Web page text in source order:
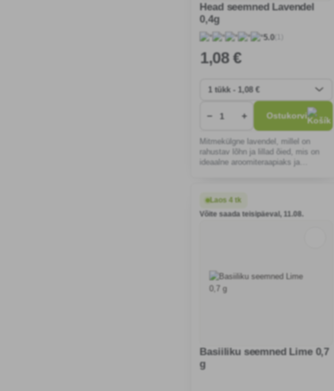
Head seemned Lavendel
0,4g
5.0(1)
1,08 €
− + Ostukorvi
Mitmekülgne lavendel, millel on
rahustav lõhn ja lillad õied, mis on
ideaalne aroomiteraapiaks ja
Laos 4 tk
Võite saada teisipäeval, 11.08.
Basiiliku seemned Lime 0,7
g